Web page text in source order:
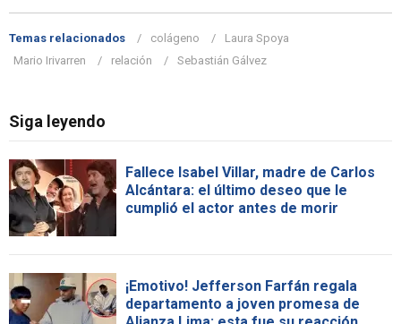
Temas relacionados colágeno
Laura Spoya
Mario Irivarren
relación Sebastián Gálvez
Siga leyendo
Fallece Isabel Villar, madre de Carlos
Alcántara: el último deseo que le
cumplió el actor antes de morir
¡Emotivo! Jefferson Farfán regala
departamento a joven promesa de